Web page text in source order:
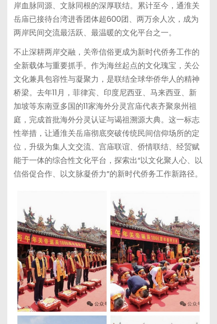
岸血脉同源、文脉同根的深厚联结。累计至今，通淮关
岳庙已接待台湾进香团体超600团、两万余人次，成为
两岸民间交流最活跃、最温暖的文化平台之一。
不止深耕两岸交融，关帝信俗更成为新时代侨务工作的
全新载体与重要抓手。作为海丝起点的文化瑰宝，关公
文化兼具包容性与凝聚力，是联结全球华侨华人的精神
桥梁。去年11月，菲律宾、印度尼西亚、马来西亚、新
加坡等东南亚多国的11家海外分灵宫庙代表齐聚泉州祖
庭，完成首批海外分灵认证与谒祖溯源大典。这一标志
性举措，让通淮关岳庙彻底突破传统民间信仰场所的定
位，升级为集人文交流、宫庙联谊、侨情联结、经贸赋
能于一体的综合性文化平台，探索出“以文化聚人心、以
信俗促合作、以文脉凝侨力”的新时代侨务工作新路径。